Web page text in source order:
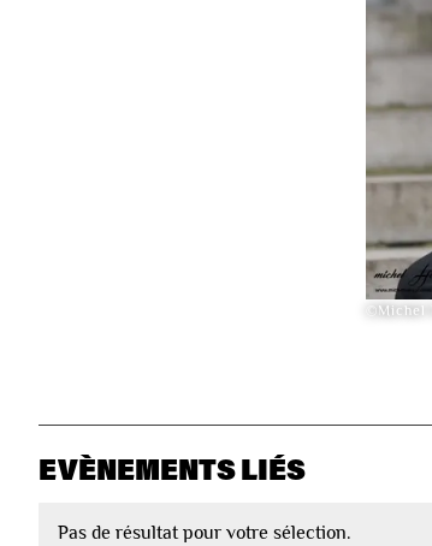
©Michel
EVÈNEMENTS LIÉS
Pas de résultat pour votre sélection.